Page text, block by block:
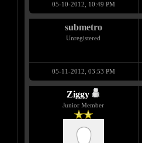
05-10-2012, 10:49 PM
submetro
Unregistered
05-11-2012, 03:53 PM
Ziggy
Junior Member